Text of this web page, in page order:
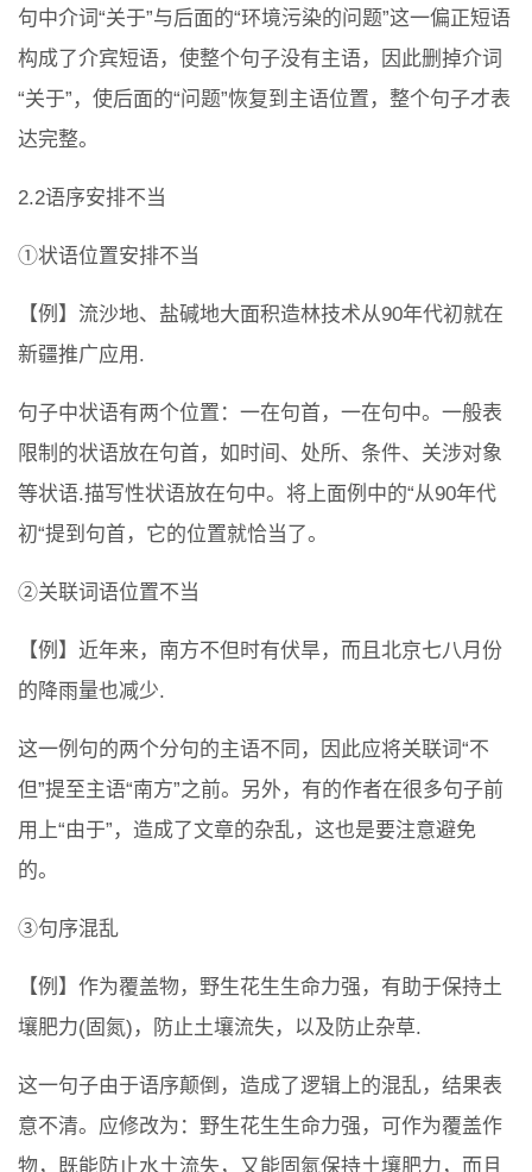
句中介词“关于”与后面的“环境污染的问题”这一偏正短语
构成了介宾短语，使整个句子没有主语，因此删掉介词
“关于”，使后面的“问题”恢复到主语位置，整个句子才表
达完整。
2.2语序安排不当
①状语位置安排不当
【例】流沙地、盐碱地大面积造林技术从90年代初就在
新疆推广应用.
句子中状语有两个位置：一在句首，一在句中。一般表
限制的状语放在句首，如时间、处所、条件、关涉对象
等状语.描写性状语放在句中。将上面例中的“从90年代
初“提到句首，它的位置就恰当了。
②关联词语位置不当
【例】近年来，南方不但时有伏旱，而且北京七八月份
的降雨量也减少.
这一例句的两个分句的主语不同，因此应将关联词“不
但”提至主语“南方”之前。另外，有的作者在很多句子前
用上“由于”，造成了文章的杂乱，这也是要注意避免
的。
③句序混乱
【例】作为覆盖物，野生花生生命力强，有助于保持土
壤肥力(固氮)，防止土壤流失，以及防止杂草.
这一句子由于语序颠倒，造成了逻辑上的混乱，结果表
意不清。应修改为：野生花生生命力强，可作为覆盖作
物，既能防止水土流失，又能固氮保持土壤肥力，而且